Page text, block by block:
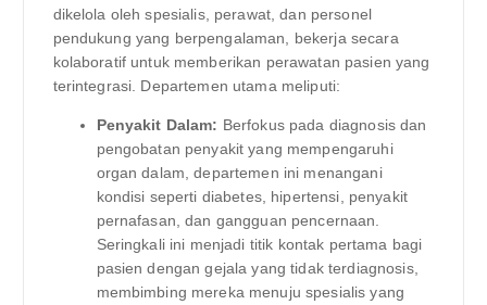
dikelola oleh spesialis, perawat, dan personel
pendukung yang berpengalaman, bekerja secara
kolaboratif untuk memberikan perawatan pasien yang
terintegrasi. Departemen utama meliputi:
Penyakit Dalam: Berfokus pada diagnosis dan
pengobatan penyakit yang mempengaruhi
organ dalam, departemen ini menangani
kondisi seperti diabetes, hipertensi, penyakit
pernafasan, dan gangguan pencernaan.
Seringkali ini menjadi titik kontak pertama bagi
pasien dengan gejala yang tidak terdiagnosis,
membimbing mereka menuju spesialis yang